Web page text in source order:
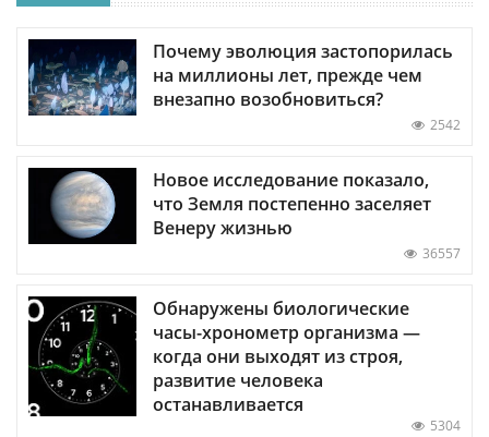
Почему эволюция застопорилась
на миллионы лет, прежде чем
внезапно возобновиться?
2542
Новое исследование показало,
что Земля постепенно заселяет
Венеру жизнью
36557
Обнаружены биологические
часы-хронометр организма —
когда они выходят из строя,
развитие человека
останавливается
5304